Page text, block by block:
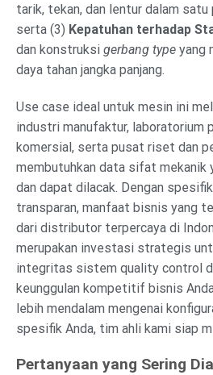
tarik, tekan, dan lentur dalam
serta (3) Kepatuhan terhadap
dan konstruksi gerbang type yang
daya tahan jangka panjang.
Use case ideal untuk mesin ini
industri manufaktur, laboratorium
komersial, serta pusat riset dan
membutuhkan data sifat mekanik
dan dapat dilacak. Dengan
transparan, manfaat bisnis yang
dari distributor terpercaya di
merupakan investasi strategis
integritas sistem quality control
keunggulan kompetitif bisnis
lebih mendalam mengenai
spesifik Anda, tim ahli kami siap
Pertanyaan yang Sering